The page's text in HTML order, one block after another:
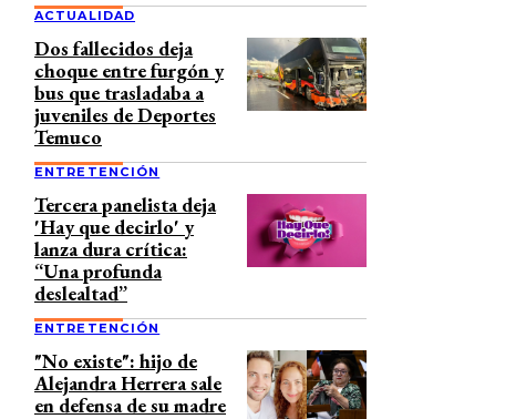
ACTUALIDAD
Dos fallecidos deja
choque entre furgón y
bus que trasladaba a
juveniles de Deportes
Temuco
ENTRETENCIÓN
Tercera panelista deja
'Hay que decirlo' y
lanza dura crítica:
“Una profunda
deslealtad”
ENTRETENCIÓN
"No existe": hijo de
Alejandra Herrera sale
en defensa de su madre